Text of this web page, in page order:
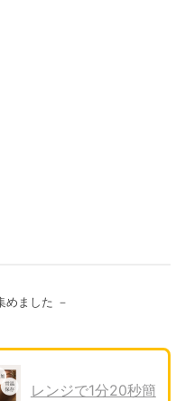
めました －
レンジで1分20秒簡